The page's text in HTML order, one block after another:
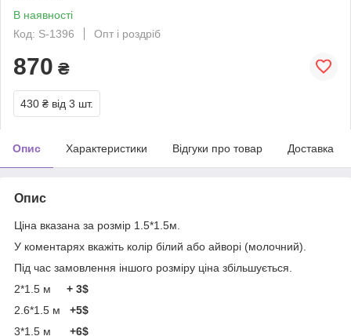
В наявності
Код: S-1396
Опт і роздріб
870 ₴
430 ₴ від 3 шт.
Опис Характеристики Відгуки про товар Доставка
Опис
Ціна вказана за розмір 1.5*1.5м.
У коментарях вкажіть колір білий або айворі (молочний).
Під час замовлення іншого розміру ціна збільшується.
2*1.5 м + 3$
2.6*1.5 м +5$
3*1.5 м
+6$